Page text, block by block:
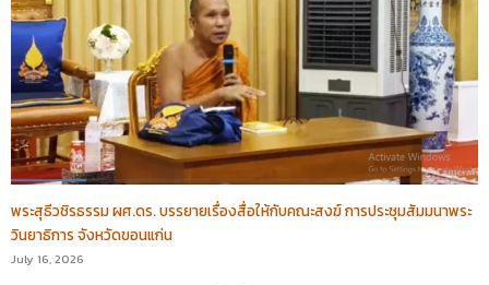
พระสุธีวชิรธรรม ผศ.ดร. บรรยายเรื่องสื่อให้กับคณะสงฆ์ การประชุมสัมมนาพระ
วินยาธิการ จังหวัดขอนแก่น
July 16, 2026